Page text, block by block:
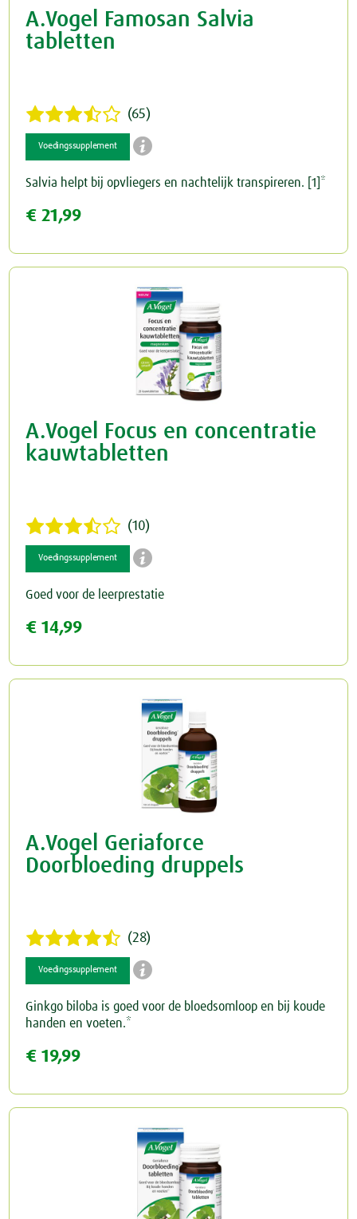
A.Vogel Famosan Salvia
tabletten
(65)
Voedingssupplement 
Salvia helpt bij opvliegers en nachtelijk transpireren. [1]*
€ 21,99
A.Vogel Focus en concentratie
kauwtabletten
(10)
Voedingssupplement 
Goed voor de leerprestatie
€ 14,99
A.Vogel Geriaforce
Doorbloeding druppels
(28)
Voedingssupplement 
Ginkgo biloba is goed voor de bloedsomloop en bij koude
handen en voeten.*
€ 19,99